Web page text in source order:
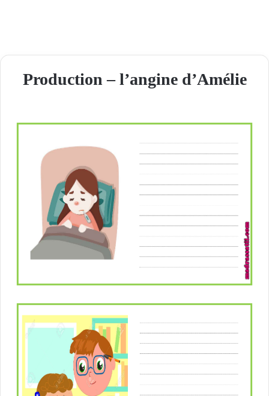
Production – l’angine d’Amélie